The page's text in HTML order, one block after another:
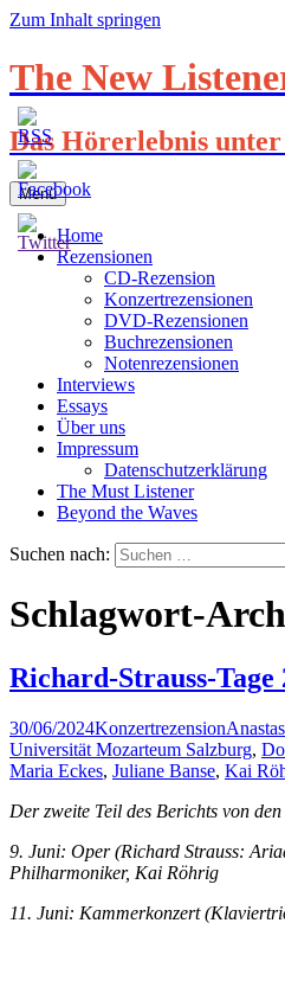
Zum Inhalt springen
The New
Das Hörerlebnis
Menü
Home
Rezensionen
CD-Rezension
Konzertrezensionen
DVD-Rezensionen
Buchrezensionen
Notenrezensionen
Interviews
Essays
Über uns
Impressum
Datenschutzerklärung
The Must Listener
Beyond the Waves
Suchen nach:
Schlagwort-
Richard-Strauss-
30/06/2024Konzertrezension
Universität Mozarteum Salzburg,
Maria Eckes, Juliane Banse, Kai
Der zweite Teil des Berichts von
9. Juni: Oper (Richard Strauss:
Philharmoniker, Kai Röhrig
11. Juni: Kammerkonzert